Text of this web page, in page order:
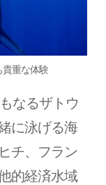
貴重な体験
なるザトウ
に泳げる海
チ、フラン
的経済水域